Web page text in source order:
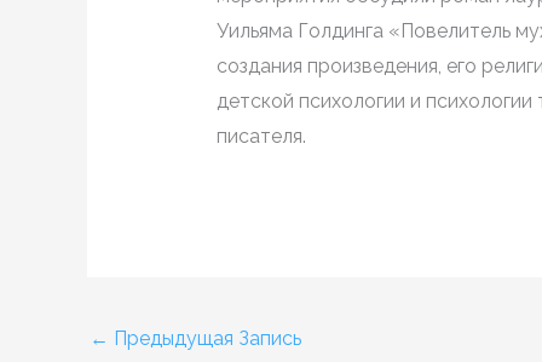
Уильяма Голдинга «Повелитель
создания произведения, его
детской психологии и
писателя.
← Предыдущая Запись